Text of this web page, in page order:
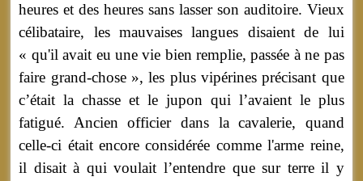
heures et des heures sans lasser son auditoire. Vieux
célibataire, les mauvaises langues disaient de lui
« qu'il avait eu une vie bien remplie, passée à ne pas
faire grand-chose », les plus vipérines précisant que
c’était la chasse et le jupon qui l’avaient le plus
fatigué. Ancien officier dans la cavalerie, quand
celle-ci était encore considérée comme l'arme reine,
il disait à qui voulait l’entendre que sur terre il y